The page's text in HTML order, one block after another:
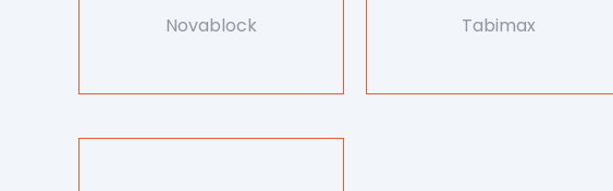
Novablock Tabimax